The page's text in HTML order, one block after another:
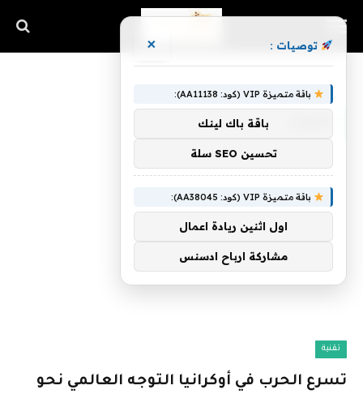
تقنية
تسرع الحرب في أوكرانيا التوجه العالمي نحو
توصيات : ×
باقة متميزة VIP (كود: AA11138):
باقة باك لينك
تحسين SEO سلة
باقة متميزة VIP (كود: AA38045):
اول اثنين ريادة اعمال
مشاركة ارباح ادسنس